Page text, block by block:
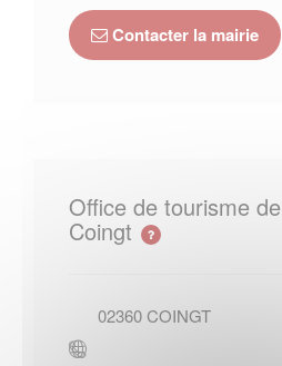
Contacter la mairie
Office de tourisme de
Coingt
02360COINGT